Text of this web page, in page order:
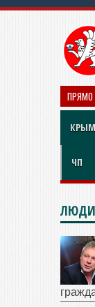
ПРЯМО
ЧП